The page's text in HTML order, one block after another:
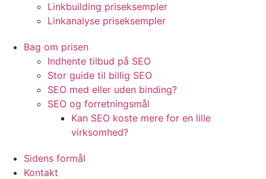
Linkbuilding priseksempler
Linkanalyse priseksempler
Bag om prisen
Indhente tilbud på SEO
Stor guide til billig SEO
SEO med eller uden binding?
SEO og forretningsmål
Kan SEO koste mere for en lille
virksomhed?
Sidens formål
Kontakt